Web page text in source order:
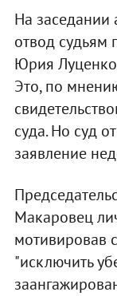
На заседании
отвод судьям
Юрия Луценко
Это, по
суда. Но суд
заявление
Макаровец
мотивировав
"исключить